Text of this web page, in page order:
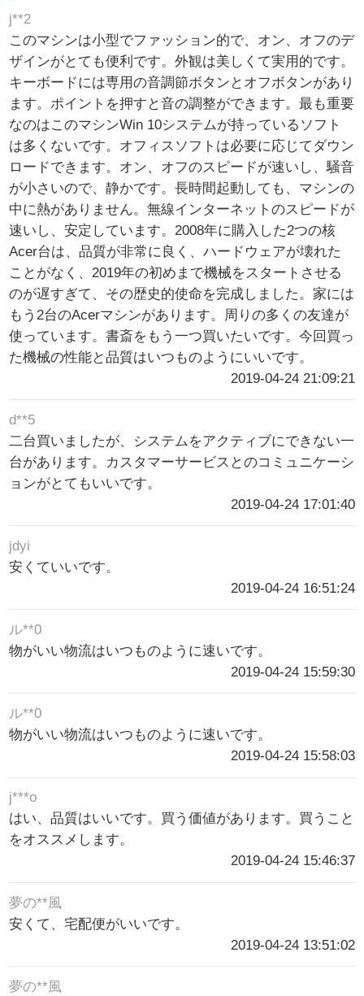
j**2
このマシンは小型でファッション的で、オン、オフのデ
ザインがとても便利です。外観は美しくて実用的です。
キーボードには専用の音調節ボタンとオフボタンがあり
ます。ポイントを押すと音の調整ができます。最も重要
なのはこのマシンWin 10システムが持っているソフト
は多くないです。オフィスソフトは必要に応じてダウン
ロードできます。オン、オフのスピードが速いし、騒音
が小さいので、静かです。長時間起動しても、マシンの
中に熱がありません。無線インターネットのスピードが
速いし、安定しています。2008年に購入した2つの核
Acer台は、品質が非常に良く、ハードウェアが壊れた
ことがなく、2019年の初めまで機械をスタートさせる
のが遅すぎて、その歴史的使命を完成しました。家には
もう2台のAcerマシンがあります。周りの多くの友達が
使っています。書斎をもう一つ買いたいです。今回買っ
た機械の性能と品質はいつものようにいいです。
2019-04-24 21:09:21
d**5
二台買いましたが、システムをアクティブにできない一
台があります。カスタマーサービスとのコミュニケーシ
ョンがとてもいいです。
2019-04-24 17:01:40
jdyi
安くていいです。
2019-04-24 16:51:24
ル**0
物がいい物流はいつものように速いです。
2019-04-24 15:59:30
ル**0
物がいい物流はいつものように速いです。
2019-04-24 15:58:03
j***o
はい、品質はいいです。買う価値があります。買うこと
をオススメします。
2019-04-24 15:46:37
夢の**風
安くて、宅配便がいいです。
2019-04-24 13:51:02
夢の**風